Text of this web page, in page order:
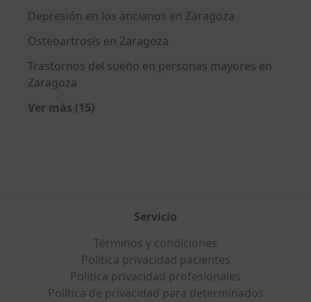
Depresión en los ancianos en Zaragoza
Osteoartrosis en Zaragoza
Trastornos del sueño en personas mayores en
Zaragoza
Ver más (15)
Servicio
Términos y condiciones
Política privacidad pacientes
Política privacidad profesionales
Política de privacidad para determinados